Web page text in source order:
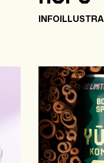
INFO